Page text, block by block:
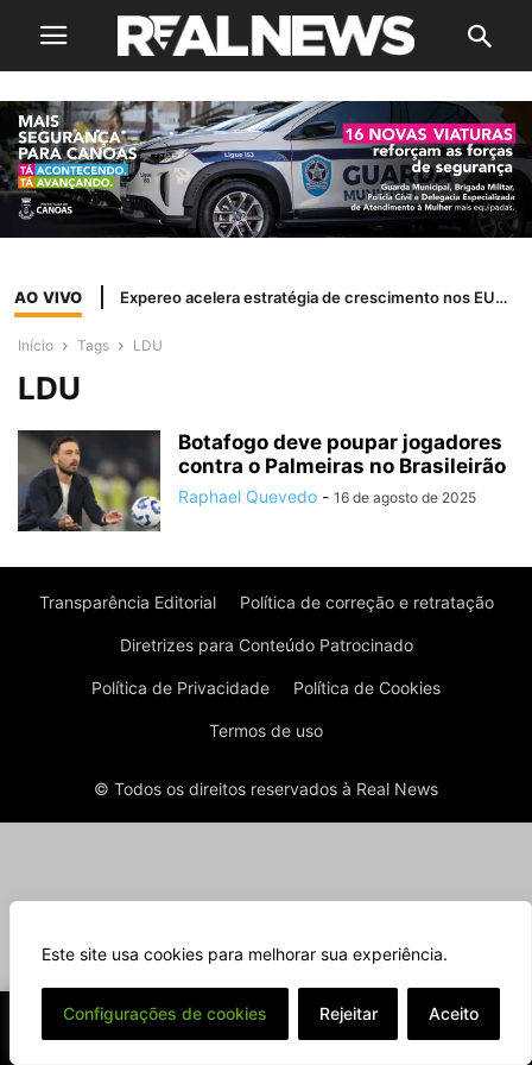
Este site usa cookies para melhorar sua experiência.
Configurações de cookies Rejeitar Aceito
AO VIVO Expereo acelera estratégia de crescimento nos EUA com a nomeação de Margi Shaw como presidente independente
Início Tags LDU
LDU
Botafogo deve poupar jogadores
contra o Palmeiras no Brasileirão
Raphael Quevedo - 16 de agosto de 2025
Transparência Editorial Política de correção e retratação
Diretrizes para Conteúdo Patrocinado
Política de Privacidade Política de Cookies
Termos de uso
© Todos os direitos reservados à Real News